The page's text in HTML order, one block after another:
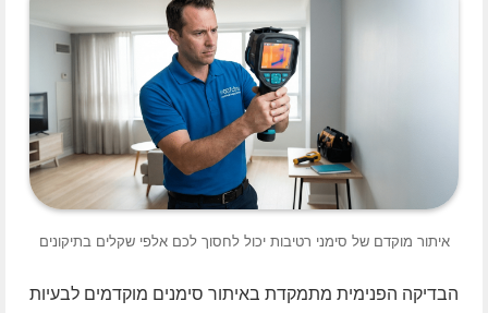
איתור מוקדם של סימני רטיבות יכול לחסוך לכם אלפי שקלים בתיקונים
הבדיקה הפנימית מתמקדת באיתור סימנים מוקדמים לבעיות